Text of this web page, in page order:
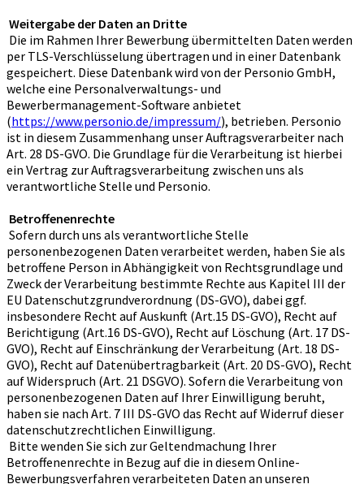
Weitergabe der Daten an Dritte
Die im Rahmen Ihrer Bewerbung übermittelten Daten werden
per TLS-Verschlüsselung übertragen und in einer Datenbank
gespeichert. Diese Datenbank wird von der Personio GmbH,
welche eine Personalverwaltungs- und
Bewerbermanagement-Software anbietet
(https://www.personio.de/impressum/), betrieben. Personio
ist in diesem Zusammenhang unser Auftragsverarbeiter nach
Art. 28 DS-GVO. Die Grundlage für die Verarbeitung ist hierbei
ein Vertrag zur Auftragsverarbeitung zwischen uns als
verantwortliche Stelle und Personio.
Betroffenenrechte
Sofern durch uns als verantwortliche Stelle
personenbezogenen Daten verarbeitet werden, haben Sie als
betroffene Person in Abhängigkeit von Rechtsgrundlage und
Zweck der Verarbeitung bestimmte Rechte aus Kapitel III der
EU Datenschutzgrundverordnung (DS-GVO), dabei ggf.
insbesondere Recht auf Auskunft (Art.15 DS-GVO), Recht auf
Berichtigung (Art.16 DS-GVO), Recht auf Löschung (Art. 17 DS-
GVO), Recht auf Einschränkung der Verarbeitung (Art. 18 DS-
GVO), Recht auf Datenübertragbarkeit (Art. 20 DS-GVO), Recht
auf Widerspruch (Art. 21 DSGVO). Sofern die Verarbeitung von
personenbezogenen Daten auf Ihrer Einwilligung beruht,
haben sie nach Art. 7 III DS-GVO das Recht auf Widerruf dieser
datenschutzrechtlichen Einwilligung.
Bitte wenden Sie sich zur Geltendmachung Ihrer
Betroffenenrechte in Bezug auf die in diesem Online-
Bewerbungsverfahren verarbeiteten Daten an unseren